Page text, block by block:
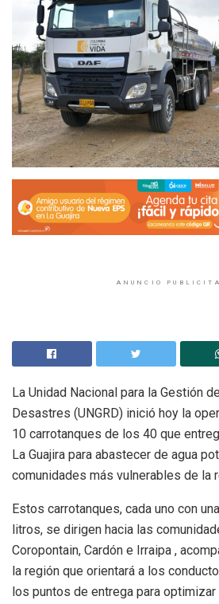
ANUNCIO
La Unidad Nacional para la Gestión
Desastres (UNGRD) inició hoy la
10 carrotanques de los 40 que
La Guajira para abastecer de agua
comunidades más vulnerables de la
Estos carrotanques, cada uno con
litros, se dirigen hacia las
Coropontain, Cardón e Irraipa ,
la región que orientará a los
los puntos de entrega para